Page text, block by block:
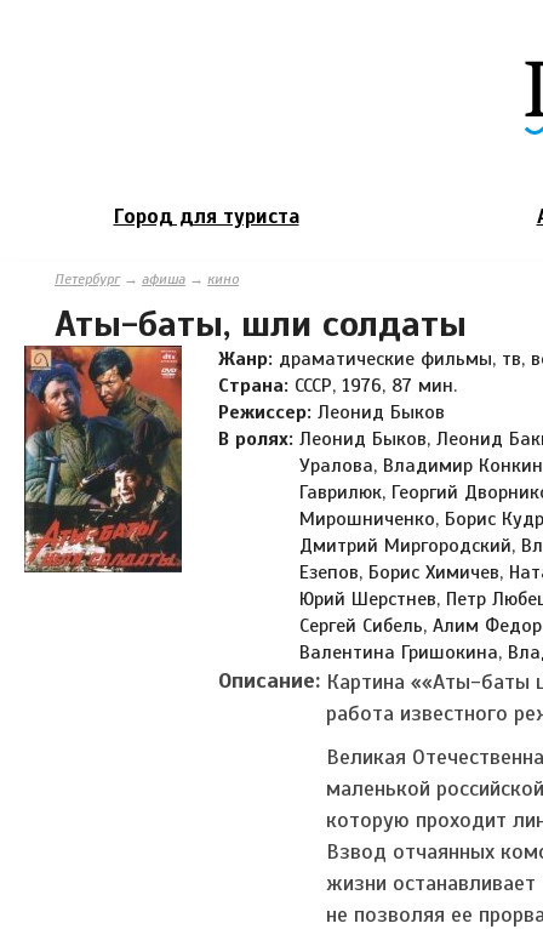
Город для туриста
Петербург→ афиша → кино
Аты-баты, шли солдаты
Жанр: драматические фильмы, тв,
Страна: СССР, 1976, 87 мин.
Режиссер: Леонид Быков
В ролях: Леонид Быков, Леонид
Уралова, Владимир
Гаврилюк, Георгий
Мирошниченко, Борис
Дмитрий Миргородский,
Езепов, Борис Химичев,
Юрий Шерстнев, Петр
Сергей Сибель, Алим
Валентина Гришокина,
Описание: Картина ««Аты-баты
работа известного
Великая
маленькой
которую проходит
Взвод отчаянных
жизни
не позволяя ее